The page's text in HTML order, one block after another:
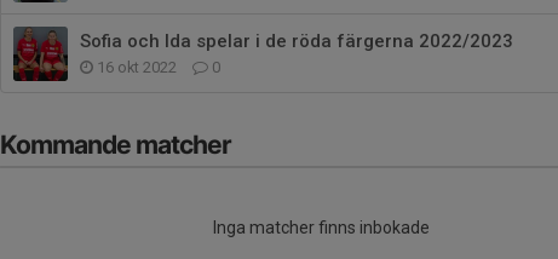
Sofia och Ida spelar i de röda färgerna 2022/2023
16 okt 2022 0
Kommande matcher
Inga matcher finns inbokade